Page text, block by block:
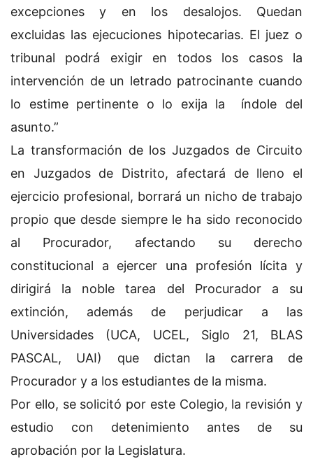
excepciones y en los desalojos. Quedan
excluidas las ejecuciones hipotecarias. El juez o
tribunal podrá exigir en todos los casos la
intervención de un letrado patrocinante cuando
lo estime pertinente o lo exija la índole del
asunto.”
La transformación de los Juzgados de Circuito
en Juzgados de Distrito, afectará de lleno el
ejercicio profesional, borrará un nicho de trabajo
propio que desde siempre le ha sido reconocido
al Procurador, afectando su derecho
constitucional a ejercer una profesión lícita y
dirigirá la noble tarea del Procurador a su
extinción, además de perjudicar a las
Universidades (UCA, UCEL, Siglo 21, BLAS
PASCAL, UAI) que dictan la carrera de
Procurador y a los estudiantes de la misma.
Por ello, se solicitó por este Colegio, la revisión y
estudio con detenimiento antes de su
aprobación por la Legislatura.